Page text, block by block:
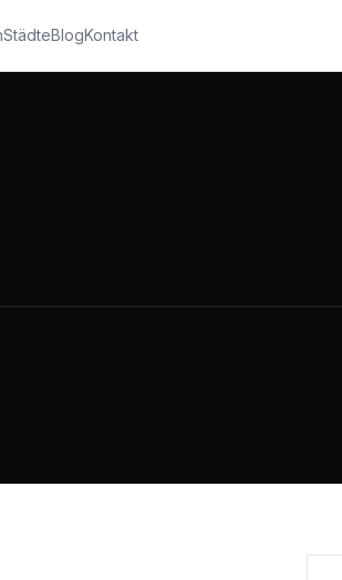
StädteBlogKontakt